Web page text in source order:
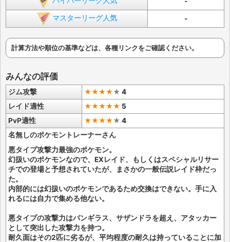
マスターリーグ人気 -
計算方法や順位の基準などは、各種リンクをご確認ください。
みんなの評価
ジム攻撃 ★★★★★ 4
レイド適性
★★★★★ 5
PvP適性
★★★★★ 4
名無しのポケモントレーナーさん
悪タイプ攻撃力最強のポケモン。
幻扱いのポケモンなので、EXレイド、もしくはスペシャルリサー
チでの登場と予想されていたが、まさかの一般伝説レイド枠だっ
た。
内部的には幻扱いのポケモンであるため交換はできない。手に入
れるには自力で集める他ない。
悪タイプの攻撃力はバンギラス、サザンドラを超え、アタッカー
として突出した攻撃力を持つ。
耐久面はその2匹に劣るが、平均程度の耐久は持っていることに加